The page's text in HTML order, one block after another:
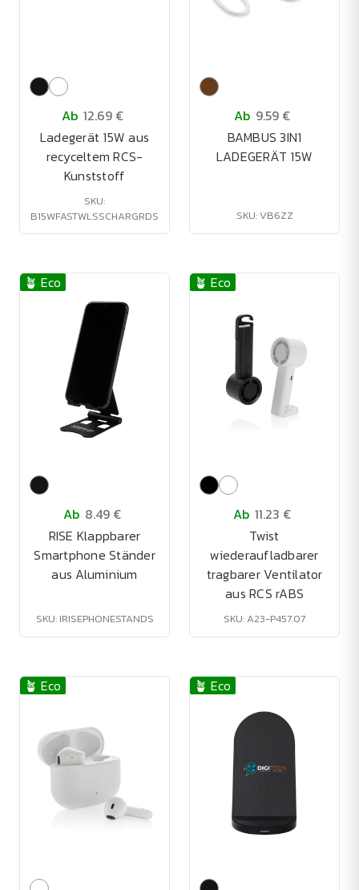
Ab 12.69 €
Ladegerät 15W aus
recyceltem RCS-
Kunststoff
SKU:
B15WFASTWLSSCHARGRDS
Ab 9.59 €
BAMBUS 3IN1
LADEGERÄT 15W
SKU: VB6ZZ
🪴 Eco
Ab 8.49 €
RISE Klappbarer
Smartphone Ständer
aus Aluminium
SKU: IRISEPHONESTANDS
🪴 Eco
Ab 11.23 €
Twist
wiederaufladbarer
tragbarer Ventilator
aus RCS rABS
SKU: A23-P457.07
🪴 Eco 🪴 Eco